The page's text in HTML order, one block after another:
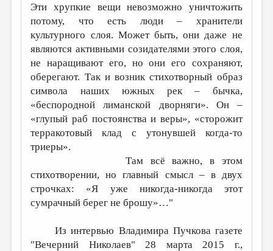
Эти хрупкие вещи невозможно уничтожить
потому, что есть люди – хранители
культурного слоя. Может быть, они даже не
являются активными созидателями этого слоя,
не наращивают его, но они его сохраняют,
оберегают. Так и возник стихотворный образ
символа наших южных рек – бычка,
«беспородной лиманской дворняги». Он –
«глупый раб постоянства и веры», «сторожит
терракотовый клад с утонувшей когда-то
триеры».
Там всё важно, в этом
стихотворении, но главный смысл – в двух
строчках: «Я уже никогда-никогда этот
сумрачный берег не брошу»…"
Из интервью Владимира Пучкова газете
"Вечерний Николаев" 28 марта 2015 г.,